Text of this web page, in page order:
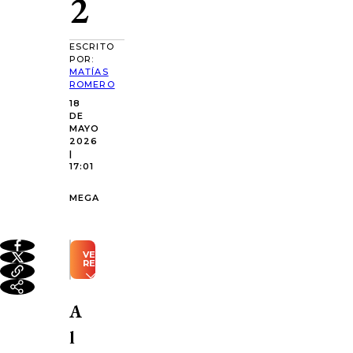
ESCRITO
POR:
MATÍAS
ROMERO
18
DE
MAYO
2026
|
17:01
MEGA
VER
RESUMEN
generado
Inteligencia
A
l